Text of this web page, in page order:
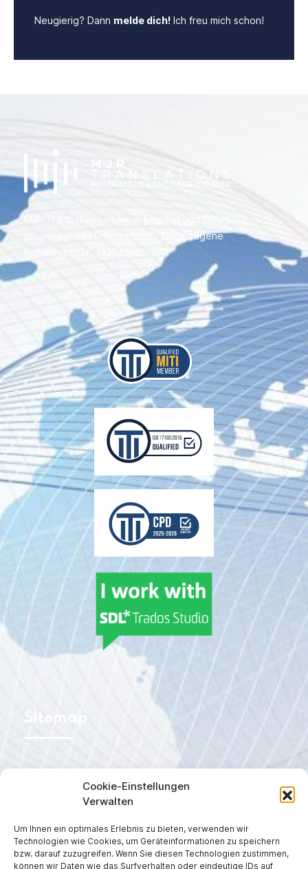
Cookie-Einstellungen
Verwalten
Um Ihnen ein optimales Erlebnis zu bieten, verwenden wir
Technologien wie Cookies, um Geräteinformationen zu speichern
bzw. darauf zuzugreifen. Wenn Sie diesen Technologien zustimmen,
können wir Daten wie das Surfverhalten oder eindeutige IDs auf
Neugierig? Dann melde dich! Ich freu mich schon!
eingetragenes Unternehmen. Eingetragene
Firmennummer: 13274360.
Sitemap
Home
Über mich
Dienstleistungen
Blog
Kontaktdaten
EN
DE